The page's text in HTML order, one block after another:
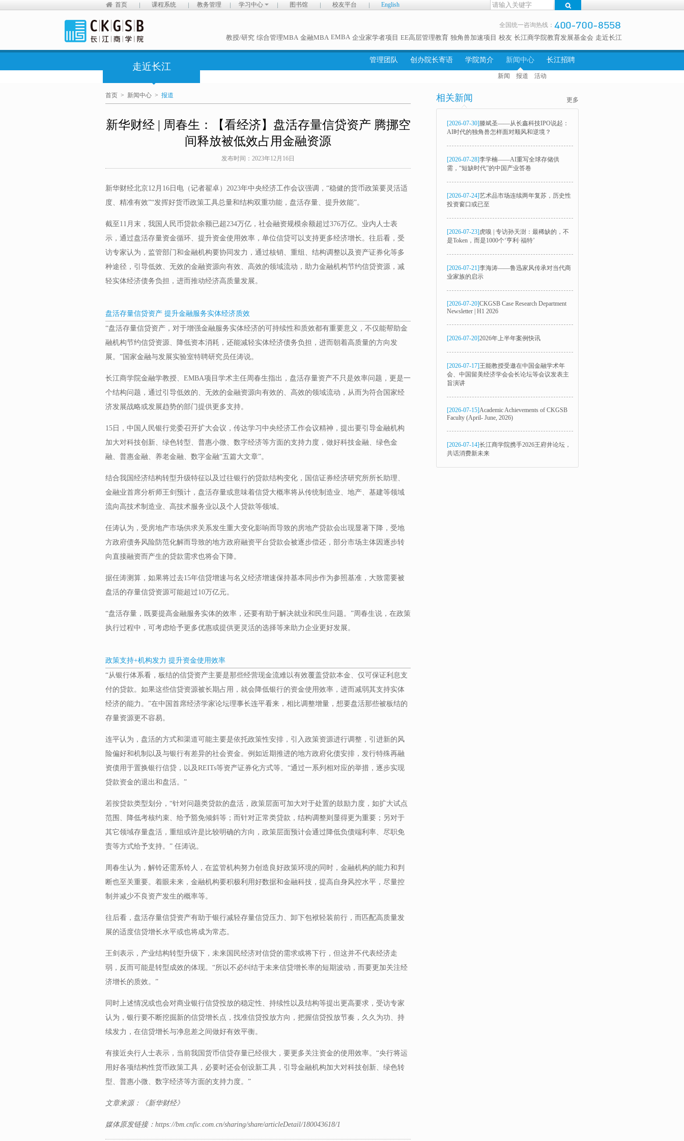
首页 课程系统 教务管理 学习中心 图书馆 校友平台 English
全国统一咨询热线：
教授/研究 综合管理MBA 金融MBA EMBA 企业家学者项目 EE高层管理教育 独角兽加速项目 校友 长江商学院教育发展基金会 走近长江
走近长江
管理团队 创办院长寄语 学院简介 新闻中心
新闻 报道 活动
长江招聘
首页 > 新闻中心 > 报道
新华财经 | 周春生：【看经济】盘活存量信贷资产 腾挪空
间释放被低效占用金融资源
发布时间：2023年12月16日
新华财经北京12月16日电（记者翟卓）2023年中央经济工作会议强调，“稳健的货币政策要灵活适
度、精准有效”“发挥好货币政策工具总量和结构双重功能，盘活存量、提升效能”。
截至11月末，我国人民币贷款余额已超234万亿，社会融资规模余额超过376万亿。业内人士表
示，通过盘活存量资金循环、提升资金使用效率，单位信贷可以支持更多经济增长。往后看，受
访专家认为，监管部门和金融机构要协同发力，通过核销、重组、结构调整以及资产证券化等多
种途径，引导低效、无效的金融资源向有效、高效的领域流动，助力金融机构节约信贷资源，减
轻实体经济债务负担，进而推动经济高质量发展。
盘活存量信贷资产 提升金融服务实体经济质效
“盘活存量信贷资产，对于增强金融服务实体经济的可持续性和质效都有重要意义，不仅能帮助金
融机构节约信贷资源、降低资本消耗，还能减轻实体经济债务负担，进而朝着高质量的方向发
展。”国家金融与发展实验室特聘研究员任涛说。
长江商学院金融学教授、EMBA项目学术主任周春生指出，盘活存量资产不只是效率问题，更是一
个结构问题，通过引导低效的、无效的金融资源向有效的、高效的领域流动，从而为符合国家经
济发展战略或发展趋势的部门提供更多支持。
15日，中国人民银行党委召开扩大会议，传达学习中央经济工作会议精神，提出要引导金融机构
加大对科技创新、绿色转型、普惠小微、数字经济等方面的支持力度，做好科技金融、绿色金
融、普惠金融、养老金融、数字金融“五篇大文章”。
结合我国经济结构转型升级特征以及过往银行的贷款结构变化，国信证券经济研究所所长助理、
金融业首席分析师王剑预计，盘活存量或意味着信贷大概率将从传统制造业、地产、基建等领域
流向高技术制造业、高技术服务业以及个人贷款等领域。
任涛认为，受房地产市场供求关系发生重大变化影响而导致的房地产贷款会出现显著下降，受地
方政府债务风险防范化解而导致的地方政府融资平台贷款会被逐步偿还，部分市场主体因逐步转
向直接融资而产生的贷款需求也将会下降。
据任涛测算，如果将过去15年信贷增速与名义经济增速保持基本同步作为参照基准，大致需要被
盘活的存量信贷资源可能超过10万亿元。
“盘活存量，既要提高金融服务实体的效率，还要有助于解决就业和民生问题。”周春生说，在政策
执行过程中，可考虑给予更多优惠或提供更灵活的选择等来助力企业更好发展。
政策支持+机构发力 提升资金使用效率
“从银行体系看，板结的信贷资产主要是那些经营现金流难以有效覆盖贷款本金、仅可保证利息支
付的贷款。如果这些信贷资源被长期占用，就会降低银行的资金使用效率，进而减弱其支持实体
经济的能力。”在中国首席经济学家论坛理事长连平看来，相比调整增量，想要盘活那些被板结的
存量资源更不容易。
连平认为，盘活的方式和渠道可能主要是依托政策性安排，引入政策资源进行调整，引进新的风
险偏好和机制以及与银行有差异的社会资金。例如近期推进的地方政府化债安排，发行特殊再融
资债用于置换银行信贷，以及REITs等资产证券化方式等。“通过一系列相对应的举措，逐步实现
贷款资金的退出和盘活。”
若按贷款类型划分，“针对问题类贷款的盘活，政策层面可加大对于处置的鼓励力度，如扩大试点
范围、降低考核约束、给予豁免倾斜等；而针对正常类贷款，结构调整则显得更为重要；另对于
其它领域存量盘活，重组或许是比较明确的方向，政策层面预计会通过降低负债端利率、尽职免
责等方式给予支持。” 任涛说。
周春生认为，解铃还需系铃人，在监管机构努力创造良好政策环境的同时，金融机构的能力和判
断也至关重要。着眼未来，金融机构要积极利用好数据和金融科技，提高自身风控水平，尽量控
制并减少不良资产发生的概率等。
往后看，盘活存量信贷资产有助于银行减轻存量信贷压力、卸下包袱轻装前行，而匹配高质量发
展的适度信贷增长水平或也将成为常态。
王剑表示，产业结构转型升级下，未来国民经济对信贷的需求或将下行，但这并不代表经济走
弱，反而可能是转型成效的体现。“所以不必纠结于未来信贷增长率的短期波动，而要更加关注经
济增长的质效。”
同时上述情况或也会对商业银行信贷投放的稳定性、持续性以及结构等提出更高要求，受访专家
认为，银行要不断挖掘新的信贷增长点，找准信贷投放方向，把握信贷投放节奏，久久为功、持
续发力，在信贷增长与净息差之间做好有效平衡。
有接近央行人士表示，当前我国货币信贷存量已经很大，要更多关注资金的使用效率。“央行将运
用好各项结构性货币政策工具，必要时还会创设新工具，引导金融机构加大对科技创新、绿色转
型、普惠小微、数字经济等方面的支持力度。”
文章来源：《新华财经》
媒体原发链接： https://bm.cnfic.com.cn/sharing/share/articleDetail/180043618/1
相关新闻 更多
[2026-07-30]滕斌圣——从长鑫科技IPO说起：
AI时代的独角兽怎样面对顺风和逆境？
[2026-07-28]李学楠——AI重写全球存储供
需，“短缺时代”的中国产业答卷
[2026-07-24]艺术品市场连续两年复苏，历史性
投资窗口或已至
[2026-07-23]虎嗅 | 专访孙天澍：最稀缺的，不
是Token，而是1000个‘亨利·福特’
[2026-07-21]李海涛——鲁迅家风传承对当代商
业家族的启示
[2026-07-20]CKGSB Case Research Department
Newsletter | H1 2026
[2026-07-20]2026年上半年案例快讯
[2026-07-17]王能教授受邀在中国金融学术年
会、中国留美经济学会会长论坛等会议发表主
旨演讲
[2026-07-15]Academic Achievements of CKGSB
Faculty (April- June, 2026)
[2026-07-14]长江商学院携手2026王府井论坛，
共话消费新未来